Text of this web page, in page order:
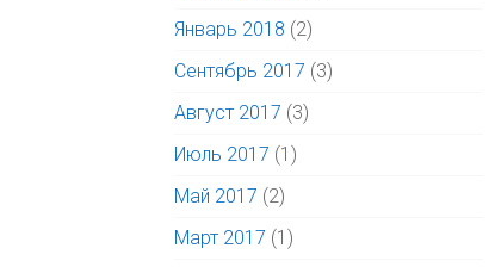
Январь 2018 (2)
Сентябрь 2017 (3)
Август 2017 (3)
Июль 2017 (1)
Май 2017 (2)
Март 2017 (1)